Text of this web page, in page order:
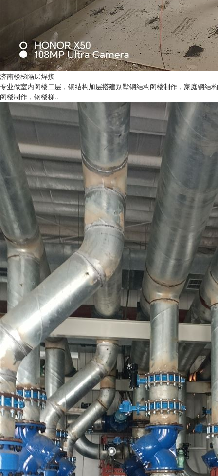
济南楼梯隔层焊接
专业做室内阁楼二层，钢结构加层搭建别墅钢结构阁楼制作，家庭钢结构
阁楼制作，钢楼梯..